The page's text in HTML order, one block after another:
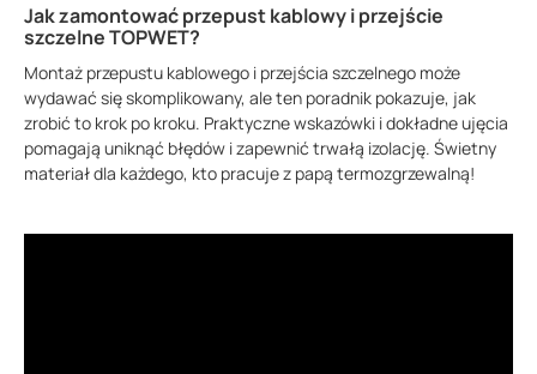
Jak zamontować przepust kablowy i przejście
szczelne TOPWET?
Montaż przepustu kablowego i przejścia szczelnego może
wydawać się skomplikowany, ale ten poradnik pokazuje, jak
zrobić to krok po kroku. Praktyczne wskazówki i dokładne ujęcia
pomagają uniknąć błędów i zapewnić trwałą izolację. Świetny
materiał dla każdego, kto pracuje z papą termozgrzewalną!